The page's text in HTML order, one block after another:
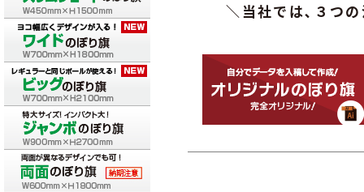
＼当社では､３つ